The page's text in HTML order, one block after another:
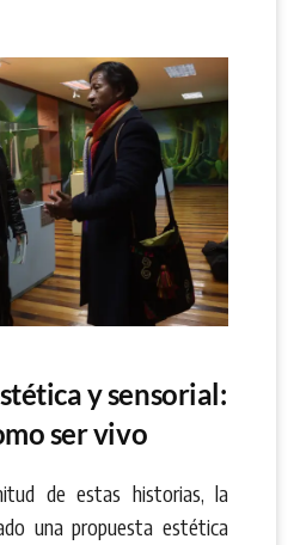
y sensorial:
ser vivo
de estas historias, la
una propuesta estética